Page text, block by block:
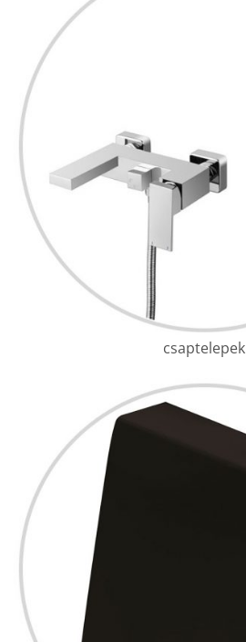
csaptelepek